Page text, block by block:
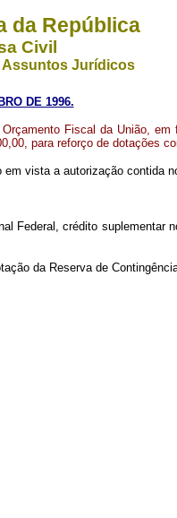
da República
Civil
Assuntos Jurídicos
DE 1996.
Fiscal da União,
para reforço de dotações
vista a autorização contida
Federal, crédito suplementar
da Reserva de